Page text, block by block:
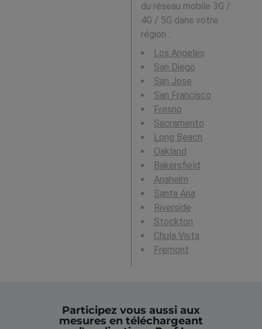
du réseau mobile 3G /
4G / 5G dans votre
région :
Los Angeles
San Diego
San Jose
San Francisco
Fresno
Sacramento
Long Beach
Oakland
Bakersfield
Anaheim
Santa Ana
Riverside
Stockton
Chula Vista
Fremont
Participez vous aussi aux
mesures en téléchargeant